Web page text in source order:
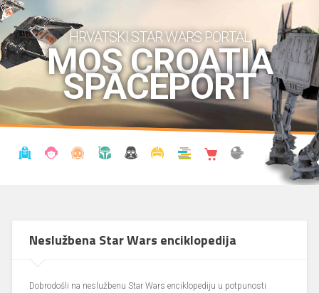
HRVATSKI STAR WARS PORTAL
MOS CROATIA
SPACEPORT
Neslužbena Star Wars enciklopedija
Dobrodošli na neslužbenu Star Wars enciklopediju u potpunosti